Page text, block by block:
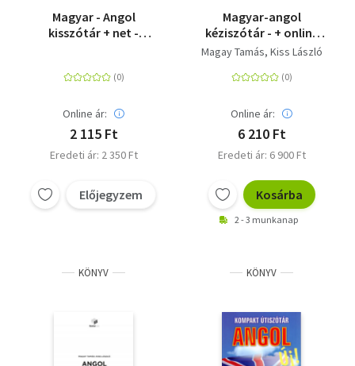
Magyar - Angol
kisszótár + net -
Online ár:
2 115 Ft
Eredeti ár: 2 350 Ft
Előjegyzem
Magyar-angol
kéziszótár - + online
szótárcsomag
Magay Tamás Kiss László
Online ár:
6 210 Ft
Eredeti ár: 6 900 Ft
Kosárba
2 - 3 munkanap
KÖNYV KÖNYV